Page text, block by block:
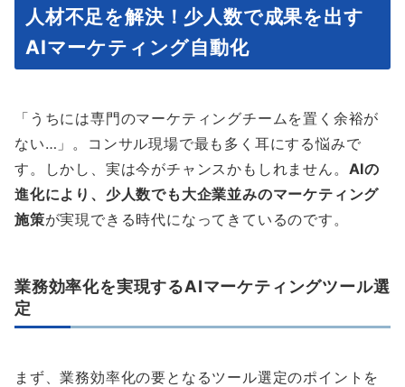
人材不足を解決！少人数で成果を出す
AIマーケティング自動化
「うちには専門のマーケティングチームを置く余裕が
ない…」。コンサル現場で最も多く耳にする悩みで
す。しかし、実は今がチャンスかもしれません。 AIの
進化により、少人数でも大企業並みのマーケティング
施策が実現できる時代になってきているのです。
業務効率化を実現するAIマーケティングツール選
定
まず、業務効率化の要となるツール選定のポイントを